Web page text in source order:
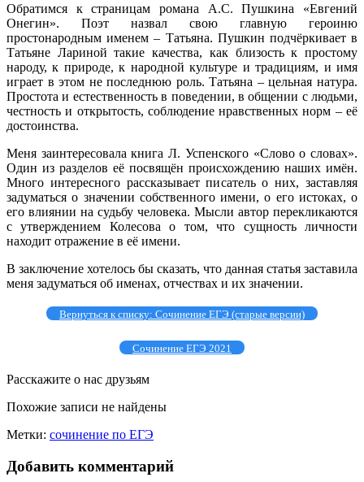
Обратимся к страницам романа А.С. Пушкина «Евгений
Онегин». Поэт назвал свою главную героиню
простонародным именем – Татьяна. Пушкин подчёркивает в
Татьяне Лариной такие качества, как близость к простому
народу, к природе, к народной культуре и традициям, и имя
играет в этом не последнюю роль. Татьяна – цельная натура.
Простота и естественность в поведении, в общении с людьми,
честность и открытость, соблюдение нравственных норм – её
достоинства.
Меня заинтересовала книга Л. Успенского «Слово о словах».
Один из разделов её посвящён происхождению наших имён.
Много интересного рассказывает писатель о них, заставляя
задуматься о значении собственного имени, о его истоках, о
его влиянии на судьбу человека. Мысли автор перекликаются
с утверждением Колесова о том, что сущность личности
находит отражение в её имени.
В заключение хотелось бы сказать, что данная статья заставила
меня задуматься об именах, отчествах и их значении.
Вернуться к списку: Сочинение ЕГЭ (старые версии)
Сочинение ЕГЭ 2021
Расскажите о нас друзьям
Похожие записи не найдены
Метки: сочинение по ЕГЭ
Добавить комментарий